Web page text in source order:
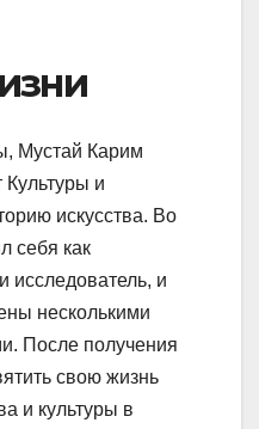
Мустай Карим
Культуры и
искусства. Во
себя как
исследователь, и
несколькими
После получения
свою жизнь
и культуры в